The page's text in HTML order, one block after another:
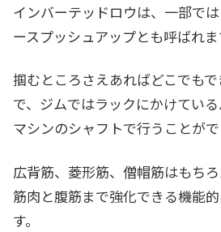
インバーテッドロウは、一部では
ースプッシュアップとも呼ばれま
掴むところさえあればどこでも
で、ジムではラックにかけてい
マシンのシャフトで行うことがで
広背筋、菱形筋、僧帽筋はもち
筋肉と腹筋まで強化できる機能
す。